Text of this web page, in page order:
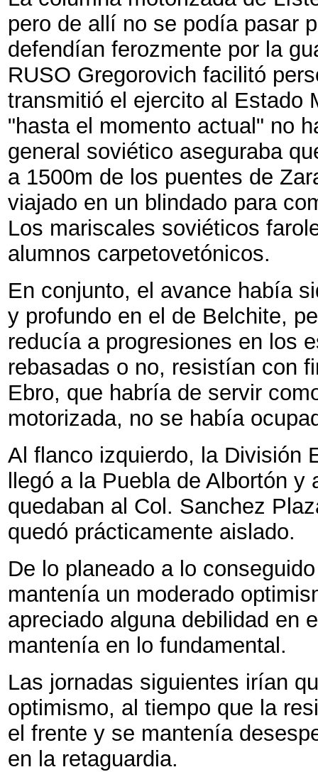
pero de allí no se podía pasar
defendían ferozmente por la
RUSO Gregorovich facilitó
transmitió el ejercito al Estado
"hasta el momento actual" no
general soviético aseguraba
a 1500m de los puentes de
viajado en un blindado para
Los mariscales soviéticos
alumnos carpetovetónicos.
En conjunto, el avance había
y profundo en el de Belchite,
reducía a progresiones en los
rebasadas o no, resistían con
Ebro, que habría de servir
motorizada, no se había
Al flanco izquierdo, la División
llegó a la Puebla de Albortón
quedaban al Col. Sanchez
quedó prácticamente aislado.
De lo planeado a lo
mantenía un moderado
apreciado alguna debilidad en
mantenía en lo fundamental.
Las jornadas siguientes irían
optimismo, al tiempo que la
el frente y se mantenía
en la retaguardia.